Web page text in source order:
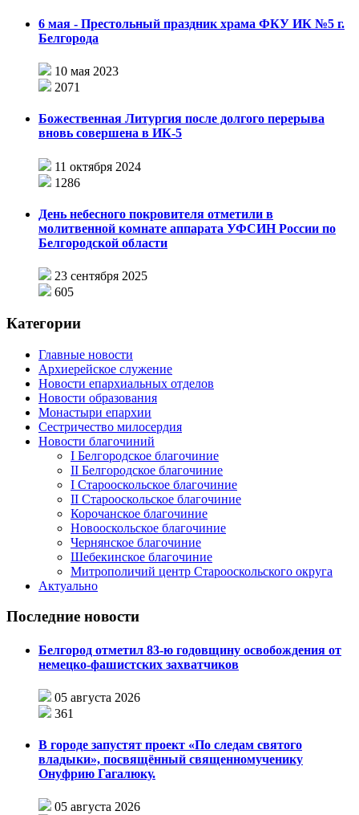
6 мая - Престольный праздник храма ФКУ ИК №5 г.
Белгорода
10 мая 2023
2071
Божественная Литургия после долгого перерыва
вновь совершена в ИК-5
11 октября 2024
1286
День небесного покровителя отметили в
молитвенной комнате аппарата УФСИН России по
Белгородской области
23 сентября 2025
605
Категории
Главные новости
Архиерейское служение
Новости епархиальных отделов
Новости образования
Монастыри епархии
Сестричество милосердия
Новости благочиний
I Белгородское благочиние
II Белгородское благочиние
I Старооскольское благочиние
II Старооскольское благочиние
Корочанское благочиние
Новооскольское благочиние
Чернянское благочиние
Шебекинское благочиние
Митрополичий центр Старооскольского округа
Актуально
Последние новости
Белгород отметил 83-ю годовщину освобождения от
немецко-фашистских захватчиков
05 августа 2026
361
В городе запустят проект «По следам святого
владыки», посвящённый священномученику
Онуфрию Гагалюку.
05 августа 2026